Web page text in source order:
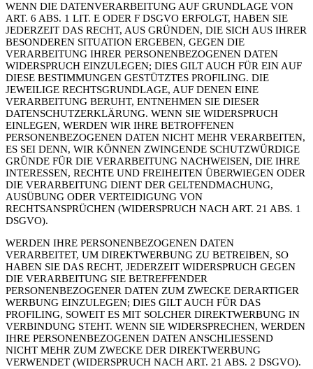
WENN DIE DATENVERARBEITUNG AUF GRUNDLAGE VON
ART. 6 ABS. 1 LIT. E ODER F DSGVO ERFOLGT, HABEN SIE
JEDERZEIT DAS RECHT, AUS GRÜNDEN, DIE SICH AUS IHRER
BESONDEREN SITUATION ERGEBEN, GEGEN DIE
VERARBEITUNG IHRER PERSONENBEZOGENEN DATEN
WIDERSPRUCH EINZULEGEN; DIES GILT AUCH FÜR EIN AUF
DIESE BESTIMMUNGEN GESTÜTZTES PROFILING. DIE
JEWEILIGE RECHTSGRUNDLAGE, AUF DENEN EINE
VERARBEITUNG BERUHT, ENTNEHMEN SIE DIESER
DATENSCHUTZERKLÄRUNG. WENN SIE WIDERSPRUCH
EINLEGEN, WERDEN WIR IHRE BETROFFENEN
PERSONENBEZOGENEN DATEN NICHT MEHR VERARBEITEN,
ES SEI DENN, WIR KÖNNEN ZWINGENDE SCHUTZWÜRDIGE
GRÜNDE FÜR DIE VERARBEITUNG NACHWEISEN, DIE IHRE
INTERESSEN, RECHTE UND FREIHEITEN ÜBERWIEGEN ODER
DIE VERARBEITUNG DIENT DER GELTENDMACHUNG,
AUSÜBUNG ODER VERTEIDIGUNG VON
RECHTSANSPRÜCHEN (WIDERSPRUCH NACH ART. 21 ABS. 1
DSGVO).
WERDEN IHRE PERSONENBEZOGENEN DATEN
VERARBEITET, UM DIREKTWERBUNG ZU BETREIBEN, SO
HABEN SIE DAS RECHT, JEDERZEIT WIDERSPRUCH GEGEN
DIE VERARBEITUNG SIE BETREFFENDER
PERSONENBEZOGENER DATEN ZUM ZWECKE DERARTIGER
WERBUNG EINZULEGEN; DIES GILT AUCH FÜR DAS
PROFILING, SOWEIT ES MIT SOLCHER DIREKTWERBUNG IN
VERBINDUNG STEHT. WENN SIE WIDERSPRECHEN, WERDEN
IHRE PERSONENBEZOGENEN DATEN ANSCHLIESSEND
NICHT MEHR ZUM ZWECKE DER DIREKTWERBUNG
VERWENDET (WIDERSPRUCH NACH ART. 21 ABS. 2 DSGVO).